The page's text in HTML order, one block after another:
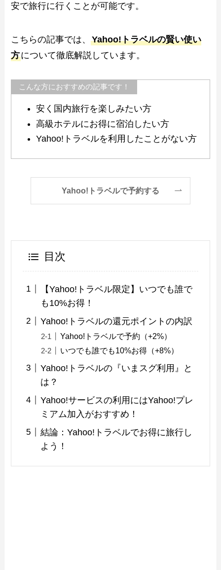
安で旅行に行くことが可能です。
こちらの記事では、Yahoo!トラベルの賢い使い
方について徹底解説しています。
こんな方におすすめの記事です！
安く国内旅行を楽しみたい方
高級ホテルにお得に宿泊したい方
Yahoo!トラベルを利用したことがない方
Yahoo!トラベルで予約する
目次
【Yahoo!トラベル限定】いつでも誰で
も10%お得！
Yahoo!トラベルの還元ポイントの内訳
Yahoo!トラベルで予約（+2%）
いつでも誰でも10%お得（+8%）
Yahoo!トラベルの『いまスグ利用』と
は？
Yahoo!サービスの利用にはYahoo!プレ
ミアム加入がおすすめ！
結論：Yahoo!トラベルでお得に旅行し
よう！